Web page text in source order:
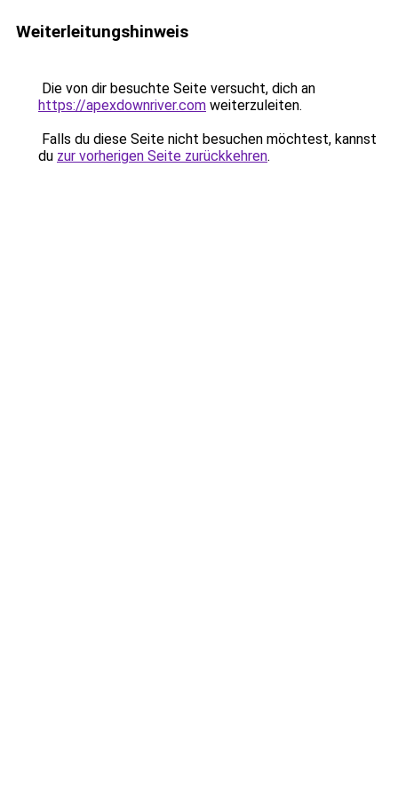
Weiterleitungshinweis
Die von dir besuchte Seite versucht, dich an
https://apexdownriver.com weiterzuleiten.
Falls du diese Seite nicht besuchen möchtest, kannst
du zur vorherigen Seite zurückkehren.